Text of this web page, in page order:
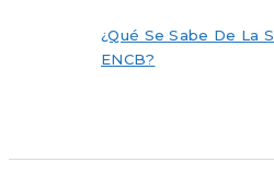
¿Qué Se Sabe De La
ENCB?